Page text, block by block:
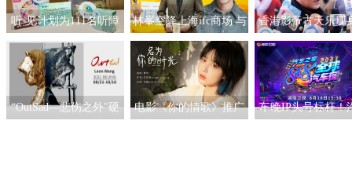
听·见计划为111名听障
儿童送上新年声音礼
包：让每一次表达都有
回响
林峯空降上海ifc商场 与
粉丝共度缤纷春日
香港影帝古天乐现
海ifc商场 点亮「游
型圣诞之旅」开幕
“OutSad—悲伤之外”硬
电影《你的情歌》推广
车晚IP头号标杆！